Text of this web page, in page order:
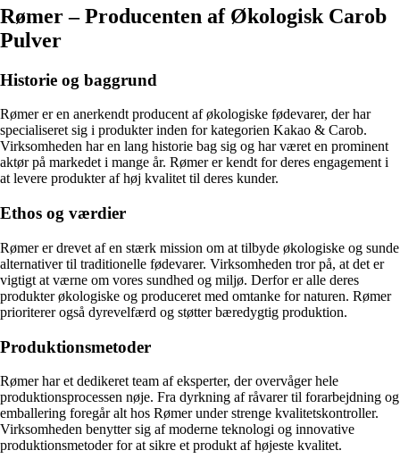
Rømer – Producenten af Økologisk Carob
Pulver
Historie og baggrund
Rømer er en anerkendt producent af økologiske fødevarer, der har
specialiseret sig i produkter inden for kategorien Kakao & Carob.
Virksomheden har en lang historie bag sig og har været en prominent
aktør på markedet i mange år. Rømer er kendt for deres engagement i
at levere produkter af høj kvalitet til deres kunder.
Ethos og værdier
Rømer er drevet af en stærk mission om at tilbyde økologiske og sunde
alternativer til traditionelle fødevarer. Virksomheden tror på, at det er
vigtigt at værne om vores sundhed og miljø. Derfor er alle deres
produkter økologiske og produceret med omtanke for naturen. Rømer
prioriterer også dyrevelfærd og støtter bæredygtig produktion.
Produktionsmetoder
Rømer har et dedikeret team af eksperter, der overvåger hele
produktionsprocessen nøje. Fra dyrkning af råvarer til forarbejdning og
emballering foregår alt hos Rømer under strenge kvalitetskontroller.
Virksomheden benytter sig af moderne teknologi og innovative
produktionsmetoder for at sikre et produkt af højeste kvalitet.